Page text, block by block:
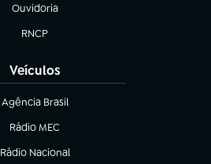
Ouvidoria
(abre em nova aba)
RNCP
(abre em nova aba)
Veículos
Agência Brasil
(abre em nova aba)
Rádio MEC
(abre em nova aba)
Rádio Nacional